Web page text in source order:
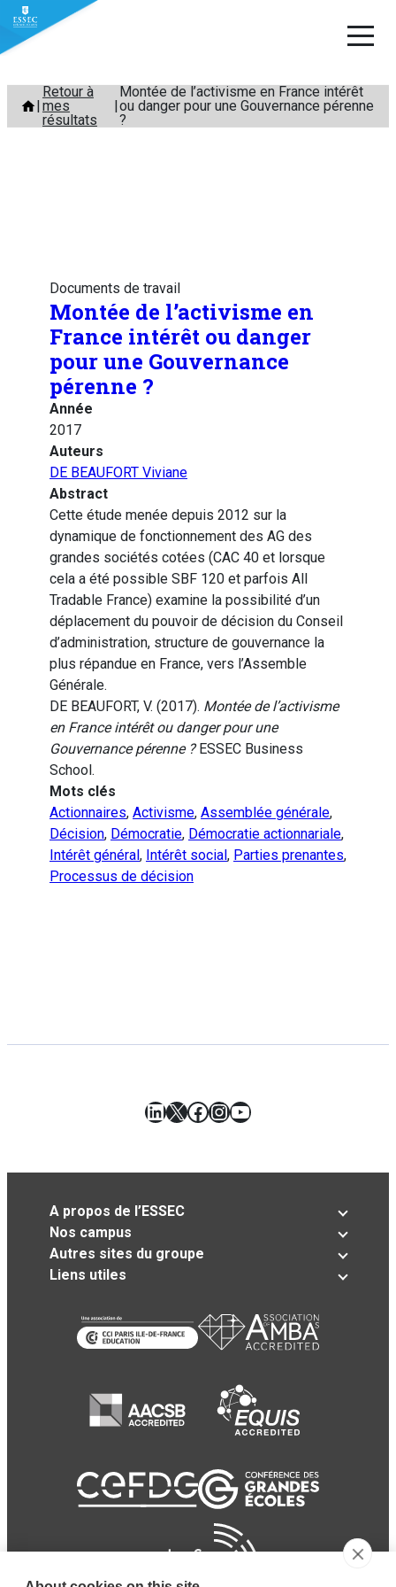
Aller
contenu
Retour à
mes
résultats
Montée de l’activisme en France intérêt
ou danger pour une Gouvernance pérenne
?
Documents de travail
Montée de l’activisme en
France intérêt ou danger
pour une Gouvernance
pérenne ?
Année
2017
Auteurs
DE BEAUFORT Viviane
Abstract
Cette étude menée depuis 2012 sur la
dynamique de fonctionnement des AG des
grandes sociétés cotées (CAC 40 et lorsque
cela a été possible SBF 120 et parfois All
Tradable France) examine la possibilité d’un
déplacement du pouvoir de décision du Conseil
d’administration, structure de gouvernance la
plus répandue en France, vers l’Assemble
Générale.
DE BEAUFORT, V. (2017). Montée de l’activisme
en France intérêt ou danger pour une
Gouvernance pérenne ?ESSEC Business
School.
Mots clés
Actionnaires, Activisme, Assemblée générale,
Décision, Démocratie, Démocratie actionnariale,
Intérêt général , Intérêt social , Parties prenantes,
Processus de décision
LinkedIn
X Facebook
Instagram
YouTube
A propos de l’ESSEC
Nos campus
Autres sites du groupe
Liens utiles